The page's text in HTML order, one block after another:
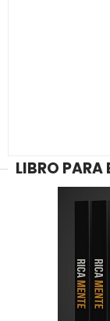
LIBRO PARA